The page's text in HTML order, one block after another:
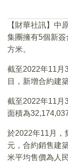
【財華社訊】中
集團擁有5個新
方米。
截至2022年11月
目，新增合約建
截至2022年11月
面積為
於2022年11月，
元，合約銷售建
米平均售價為人